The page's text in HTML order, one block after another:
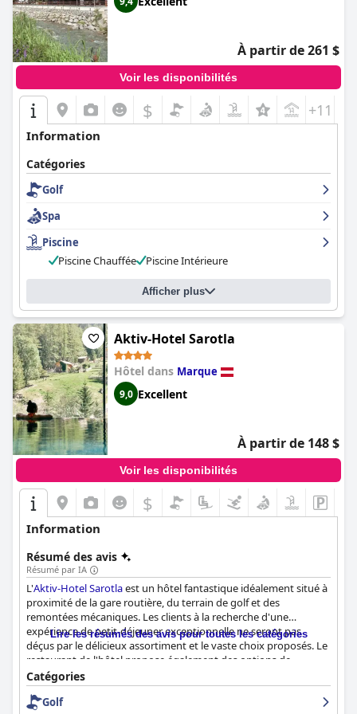
À partir de 261 $
Voir les disponibilités
$ +11
Information
Catégories
Golf
Spa
Piscine
Piscine Chauffée
Piscine Intérieure
Afficher plus
Aktiv-Hotel Sarotla
Hôtel dans Marque
9,0 Excellent
À partir de 148 $
Voir les disponibilités
$
Information
Résumé des avis
Résumé par IA
L'Aktiv-Hotel Sarotlaest un hôtel fantastique idéalement situé à
proximité de la gare routière, du terrain de golf et des
remontées mécaniques. Les clients à la recherche d'une
expérience de petit-déjeuner exceptionnelle ne seront pas
déçus par le délicieux assortiment et le vaste choix proposés. Le
restaurant de l'hôtel propose également des options de
restauration exceptionnelles pour les clients qui souhaitent se
laisser tenter par une cuisine raffinée. Les chambres sont
spacieuses, décorées avec style et confortables, avec de jolis
Lire les résumés des avis pour toutes les catégories
Catégories
Golf